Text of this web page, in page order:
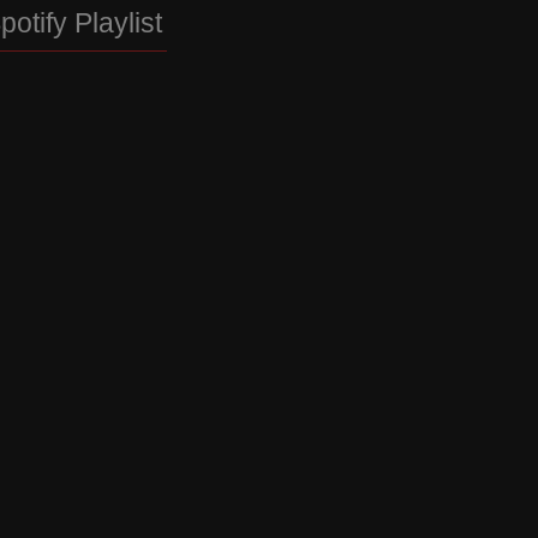
Playlist